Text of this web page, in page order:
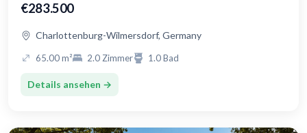
€283.500
Charlottenburg-Wilmersdorf, Germany
65.00 m² 2.0 Zimmer 1.0 Bad
Details ansehen →